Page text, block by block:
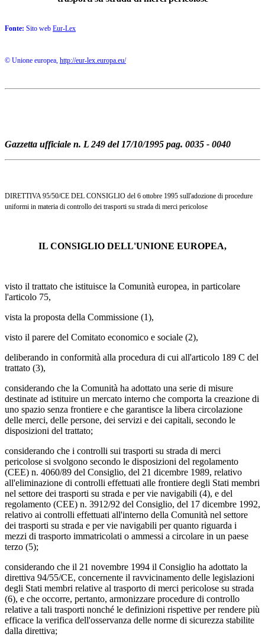
Fonte: Sito web Eur-Lex
© Unione europea, http://eur-lex.europa.eu/
Gazzetta ufficiale n. L 249 del 17/10/1995 pag. 0035 - 0040
DIRETTIVA 95/50/CE DEL CONSIGLIO del 6 ottobre 1995 sull'adozione di procedure
uniformi in materia di controllo dei trasporti su strada di merci pericolose
IL CONSIGLIO DELL'UNIONE EUROPEA,
visto il trattato che istituisce la Comunità europea, in particolare
l'articolo 75,
vista la proposta della Commissione (1),
visto il parere del Comitato economico e sociale (2),
deliberando in conformità alla procedura di cui all'articolo 189 C del
trattato (3),
considerando che la Comunità ha adottato una serie di misure
destinate ad istituire un mercato interno che comporta la creazione di
uno spazio senza frontiere e che garantisce la libera circolazione
delle merci, delle persone, dei servizi e dei capitali, secondo le
disposizioni del trattato;
considerando che i controlli sui trasporti su strada di merci
pericolose si svolgono secondo le disposizioni del regolamento
(CEE) n. 4060/89 del Consiglio, del 21 dicembre 1989, relativo
all'eliminazione di controlli effettuati alle frontiere degli Stati membri
nel settore dei trasporti su strada e per vie navigabili (4), e del
regolamento (CEE) n. 3912/92 del Consiglio, del 17 dicembre 1992,
relativo ai controlli effettuati all'interno della Comunità nel settore
dei trasporti su strada e per vie navigabili per quanto riguarda i
mezzi di trasporto immatricolati o ammessi a circolare in un paese
terzo (5);
considerando che il 21 novembre 1994 il Consiglio ha adottato la
direttiva 94/55/CE, concernente il ravvicinamento delle legislazioni
degli Stati membri relative al trasporto di merci pericolose su strada
(6), e che occorre, pertanto, armonizzare procedure di controllo
relative a tali trasporti nonché le definizioni rispettive per rendere più
efficace la verifica dell'osservanza delle norme di sicurezza stabilite
dalla direttiva;